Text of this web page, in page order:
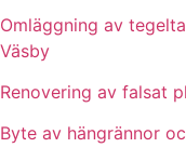
Omläggning av
Väsby
Renovering av falsat
Byte av hängrännor